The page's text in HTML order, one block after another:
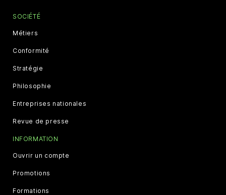
SOCIÉTÉ
Métiers
Conformité
Stratégie
Philosophie
Entreprises nationales
Revue de presse
INFORMATION
Ouvrir un compte
Promotions
Formations